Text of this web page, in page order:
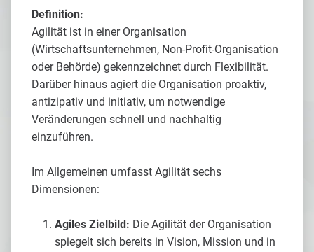
Definition:
Agilität ist in einer Organisation
(Wirtschaftsunternehmen, Non-Profit-Organisation
oder Behörde) gekennzeichnet durch Flexibilität.
Darüber hinaus agiert die Organisation proaktiv,
antizipativ und initiativ, um notwendige
Veränderungen schnell und nachhaltig
einzuführen.
Im Allgemeinen umfasst Agilität sechs
Dimensionen:
Agiles Zielbild: Die Agilität der Organisation
spiegelt sich bereits in Vision, Mission und in